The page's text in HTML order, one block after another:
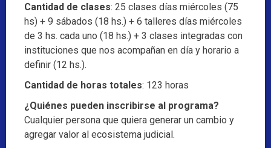
Cantidad de clases: 25 clases días miércoles (75
hs) + 9 sábados (18 hs.) + 6 talleres días miércoles
de 3 hs. cada uno (18 hs.) + 3 clases integradas con
instituciones que nos acompañan en día y horario a
definir (12 hs.).
Cantidad de horas totales: 123 horas
¿Quiénes pueden inscribirse al programa?
Cualquier persona que quiera generar un cambio y
agregar valor al ecosistema judicial.